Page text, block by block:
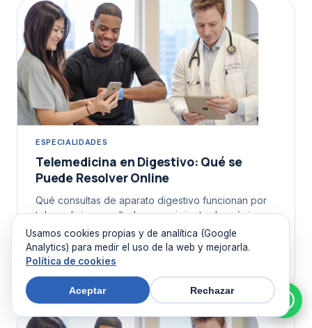
ESPECIALIDADES
Telemedicina en Digestivo: Qué se
Puede Resolver Online
Qué consultas de aparato digestivo funcionan por
telemedicina: resultados, seguimiento de crónicos,
preparación de pruebas y triaje. Y qué exige
presencia.
5 de agosto de 2026
Usamos cookies propias y de analítica (Google
Analytics) para medir el uso de la web y mejorarla.
Política de cookies
Aceptar Rechazar